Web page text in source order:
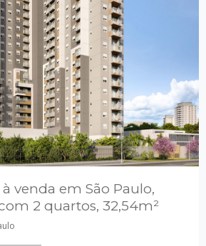
venda em São Paulo,
2 quartos, 32,54m²